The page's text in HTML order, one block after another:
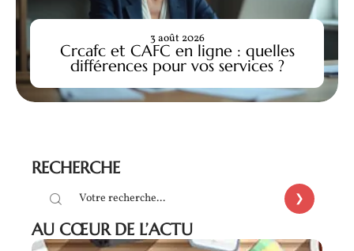
Crcafc et CAFC en ligne : quelles
différences pour vos services ?
3 août 2026
RECHERCHE
AU CŒUR DE L’ACTU